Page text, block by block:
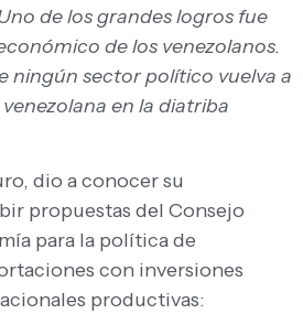
de los grandes logros fue
de los venezolanos.
ningún sector político vuelva a
en la diatriba
dio a conocer su
propuestas del Consejo
para la política de
con inversiones
productivas: